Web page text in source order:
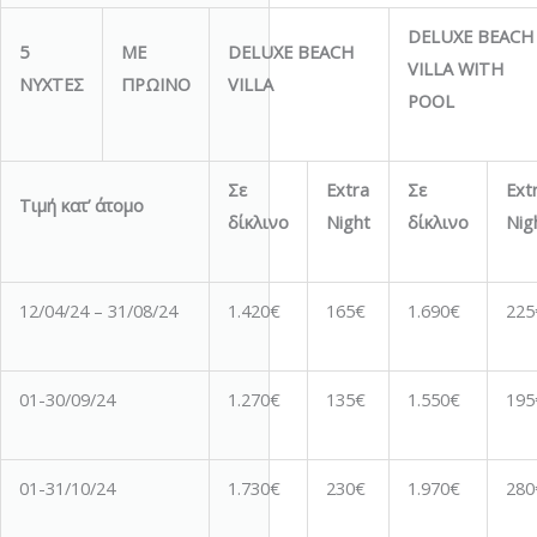
5
ΝΥΧΤΕΣ
ΜΕ
ΠΡΩΙΝΟ
DELUXE BEACH
VILLA
DELUXE BEACH
VILLA WITH
POOL
Τιμή κατ’ άτομο
Σε
δίκλινο
Extra
Night
Σε
δίκλινο
12/04/24 – 31/08/24 1.420€ 165€ 1.690€
01-30/09/24 1.270€ 135€ 1.550€
01-31/10/24 1.730€ 230€ 1.970€